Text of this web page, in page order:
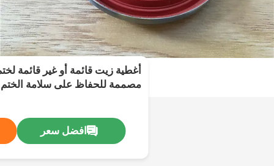
أغطية زيت قائمة أو غير قائمة
مصممة للحفاظ على سلامة
افضل سعر